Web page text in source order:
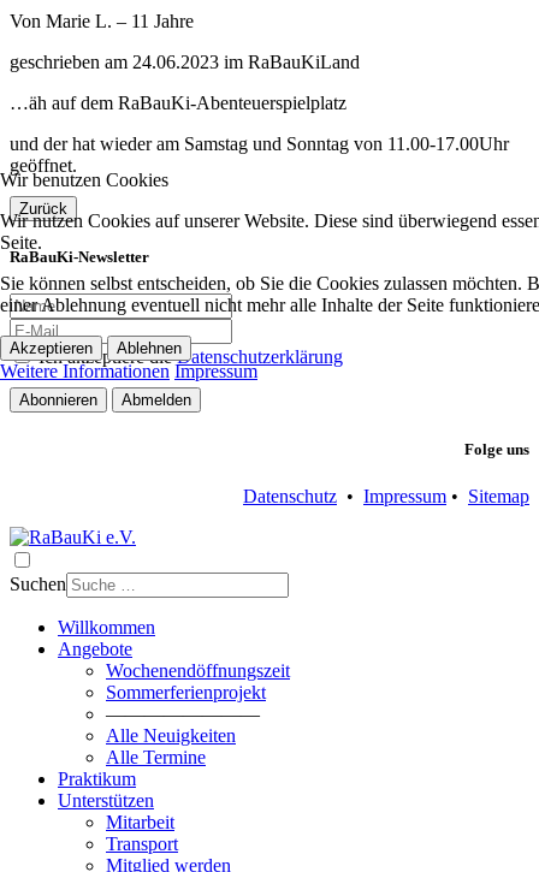
Von Marie L. – 11 Jahre
geschrieben am 24.06.2023 im RaBauKiLand
…äh auf dem RaBauKi-Abenteuerspielplatz
und der hat wieder am Samstag und Sonntag von 11.00-17.00Uhr
geöffnet.
Zurück
RaBauKi-Newsletter
Ich akzeptiere dieDatenschutzerklärung
Abonnieren Abmelden
Folge uns
Datenschutz • Impressum • Sitemap
Suchen
Willkommen
Angebote
Wochenendöffnungszeit
Sommerferienprojekt
————————
Alle Neuigkeiten
Alle Termine
Praktikum
Unterstützen
Mitarbeit
Transport
Mitglied werden
Wir benutzen Cookies
Wir nutzen Cookies auf unserer Website. Diese sind überwiegend
Seite.
Sie können selbst entscheiden, ob Sie die Cookies zulassen möchten.
einer Ablehnung eventuell nicht mehr alle Inhalte der Seite
Akzeptieren Ablehnen
Weitere Informationen Impressum